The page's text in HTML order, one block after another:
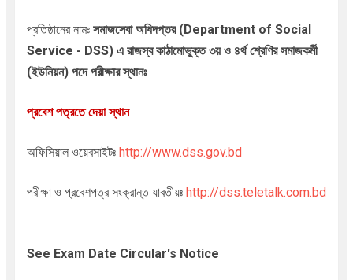
প্রতিষ্ঠানের নামঃ সমাজসেবা অধিদপ্তর (Department of Social
Service - DSS)এ রাজস্ব কাঠামোভুক্ত৩য় ও ৪র্থ শ্রেণির সমাজকর্মী
(ইউনিয়ন) পদে পরীক্ষার স্থানঃ
প্রবেশ পত্রতে দেয়া স্থান
অফিসিয়াল ওয়েবসাইটঃ http://www.dss.gov.bd
পরীক্ষা ও প্রবেশপত্র সংক্রান্ত যাবতীয়ঃ http://dss.teletalk.com.bd
See Exam Date Circular's Notice